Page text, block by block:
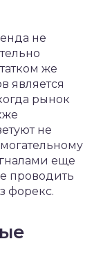
не
же
является
рынок
не
еще
проводить
форекс.